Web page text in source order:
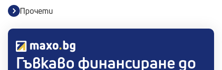
Прочети
Гъвкаво финансиране до